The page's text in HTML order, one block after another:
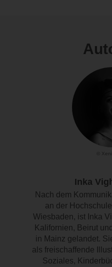
©
Inka
Nach dem
an der
Wiesbaden, ist Inka
Kalifornien, Beirut
in Mainz gelandet.
als freischaffende
Soziales,